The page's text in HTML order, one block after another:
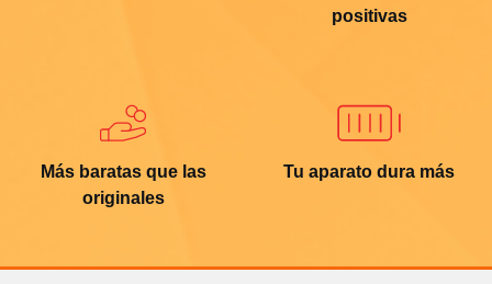
positivas
Más baratas que las
originales
Tu aparato dura más